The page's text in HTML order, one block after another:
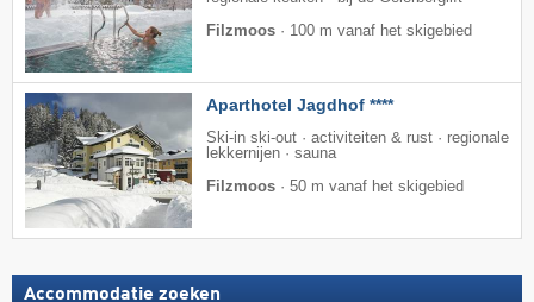
Filzmoos · 100 m vanaf het skigebied
Aparthotel Jagdhof ****
Ski-in ski-out · activiteiten & rust · regionale
lekkernijen · sauna
Filzmoos · 50 m vanaf het skigebied
Accommodatie zoeken